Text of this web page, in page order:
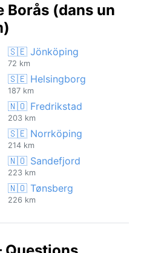
Borås (dans un
🇸🇪 Jönköping
72 km
🇸🇪 Helsingborg
187 km
🇳🇴 Fredrikstad
203 km
🇸🇪 Norrköping
214 km
🇳🇴 Sandefjord
223 km
🇳🇴 Tønsberg
226 km